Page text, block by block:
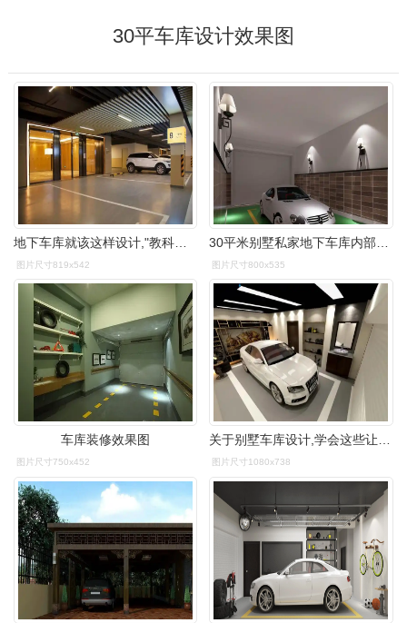
30平车库设计效果图
图片尺寸819x542 图片尺寸800x535
车库装修效果图
图片尺寸750x452
关于别墅车库设计,学会这些让你家的车库更好看.
图片尺寸1080x738